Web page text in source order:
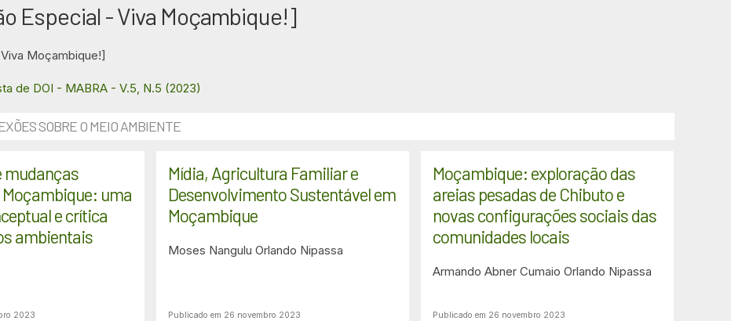
Especial - Viva Moçambique!]
Moçambique!]
de DOI - MABRA - V.5, N.5 (2023)
SOBRE O MEIO AMBIENTE
mudanças
uma
e crítica
ambientais
2023
Mídia, Agricultura Familiar e
Desenvolvimento Sustentável em
Moçambique
Moses Nangulu Orlando Nipassa
Publicado em 26 novembro 2023
Moçambique: exploração das
areias pesadas de Chibuto e
novas configurações sociais das
comunidades locais
Armando Abner Cumaio Orlando Nipassa
Publicado em 26 novembro 2023